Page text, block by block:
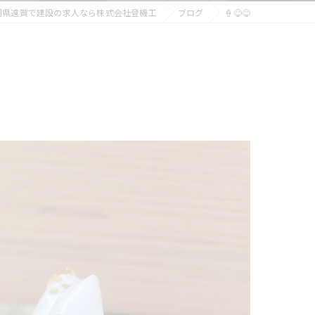
遠賀で建設の求人なら株式会社登機工 ブログ 🍦😋😋